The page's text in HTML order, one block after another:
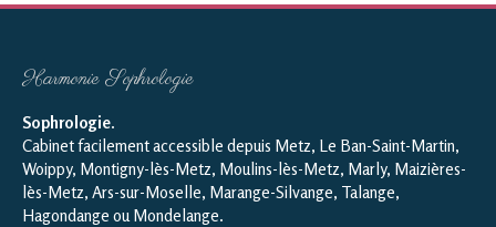
Harmonie Sophrologie
Sophrologie.
Cabinet facilement accessible depuis Metz, Le Ban-Saint-Martin,
Woippy, Montigny-lès-Metz, Moulins-lès-Metz, Marly, Maizières-
lès-Metz, Ars-sur-Moselle, Marange-Silvange, Talange,
Hagondange ou Mondelange.